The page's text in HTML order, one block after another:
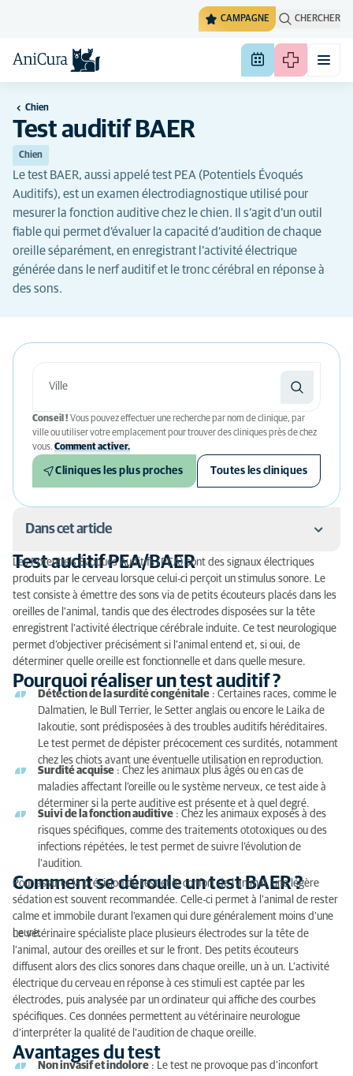
CAMPAGNE CHERCHER
Chien
Test auditif BAER
Chien
Le test BAER, aussi appelé test PEA (Potentiels Évoqués
Auditifs), est un examen électrodiagnostique utilisé pour
mesurer la fonction auditive chez le chien. Il s’agit d’un outil
fiable qui permet d’évaluer la capacité d’audition de chaque
oreille séparément, en enregistrant l’activité électrique
générée dans le nerf auditif et le tronc cérébral en réponse à
des sons.
Conseil ! Vous pouvez effectuer une recherche par nom de clinique, par
ville ou utiliser votre emplacement pour trouver des cliniques près de chez
vous. Comment activer.
Cliniques les plus proches Toutes les cliniques
Dans cet article
Test auditif PEA/BAER
Pourquoi réaliser un test auditif ?
Comment se déroule un test BAER ?
Avantages du test
Interprétation des résultats
Test auditif PEA/BAER
Les Potentiels Évoqués Auditifs (PEA) sont des signaux électriques
produits par le cerveau lorsque celui-ci perçoit un stimulus sonore. Le
test consiste à émettre des sons via de petits écouteurs placés dans les
oreilles de l’animal, tandis que des électrodes disposées sur la tête
enregistrent l’activité électrique cérébrale induite. Ce test neurologique
permet d’objectiver précisément si l’animal entend et, si oui, de
déterminer quelle oreille est fonctionnelle et dans quelle mesure.
Pourquoi réaliser un test auditif ?
Détection de la surdité congénitale : Certaines races, comme le
Dalmatien, le Bull Terrier, le Setter anglais ou encore le Laika de
Iakoutie, sont prédisposées à des troubles auditifs héréditaires.
Le test permet de dépister précocement ces surdités, notamment
chez les chiots avant une éventuelle utilisation en reproduction.
Surdité acquise : Chez les animaux plus âgés ou en cas de
maladies affectant l’oreille ou le système nerveux, ce test aide à
déterminer si la perte auditive est présente et à quel degré.
Suivi de la fonction auditive : Chez les animaux exposés à des
risques spécifiques, comme des traitements ototoxiques ou des
infections répétées, le test permet de suivre l’évolution de
l’audition.
Comment se déroule un test BAER ?
Pour assurer la précision du test et le confort de l’animal, une légère
sédation est souvent recommandée. Celle-ci permet à l’animal de rester
calme et immobile durant l’examen qui dure généralement moins d’une
heure.
Le vétérinaire spécialiste place plusieurs électrodes sur la tête de
l’animal, autour des oreilles et sur le front. Des petits écouteurs
diffusent alors des clics sonores dans chaque oreille, un à un. L’activité
électrique du cerveau en réponse à ces stimuli est captée par les
électrodes, puis analysée par un ordinateur qui affiche des courbes
spécifiques. Ces données permettent au vétérinaire neurologue
d’interpréter la qualité de l’audition de chaque oreille.
Avantages du test
Non invasif et indolore : Le test ne provoque pas d’inconfort